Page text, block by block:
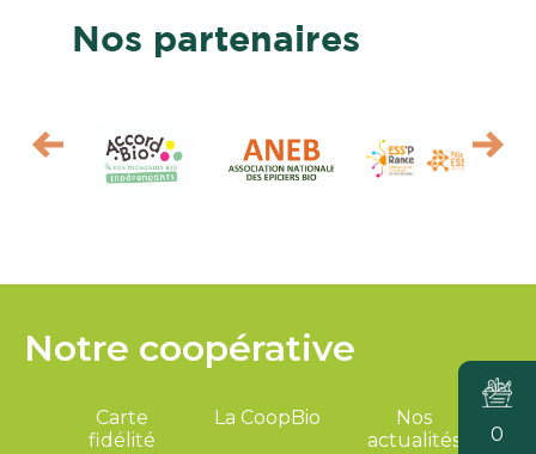
0
Nos partenaires
Notre coopérative
Carte
fidélité
La CoopBio
Nos
actualités